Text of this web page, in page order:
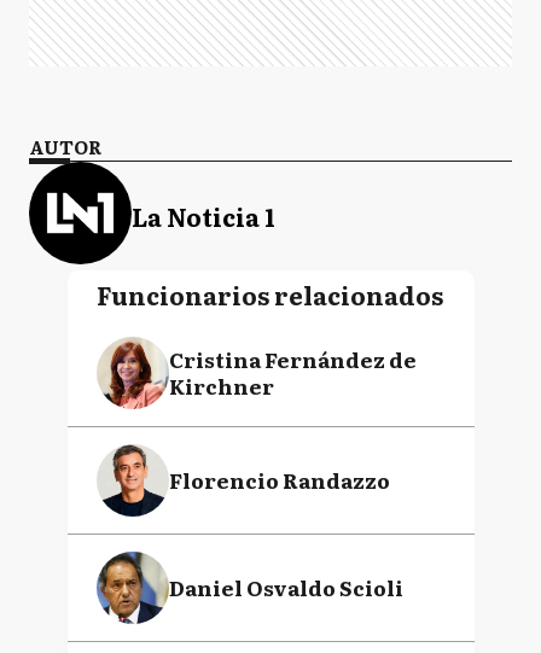
AUTOR
La Noticia 1
Funcionarios relacionados
Cristina Fernández de
Kirchner
Florencio Randazzo
Daniel Osvaldo Scioli